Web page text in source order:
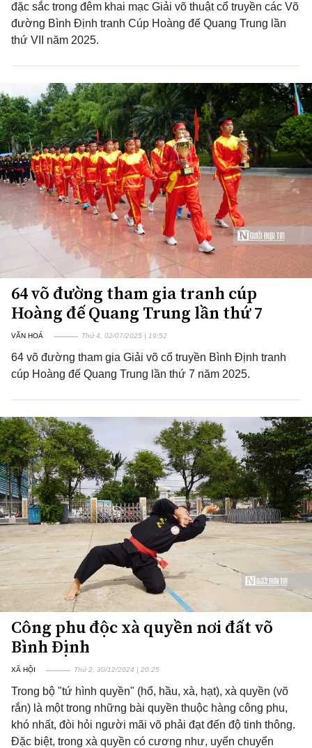
đặc sắc trong đêm khai mạc Giải võ thuật cổ truyền các Võ
đường Bình Định tranh Cúp Hoàng đế Quang Trung lần
thứ VII năm 2025.
64 võ đường tham gia tranh cúp
Hoàng đế Quang Trung lần thứ 7
VĂN HOÁ Thứ 4, 02/07/2025 | 19:52
64 võ đường tham gia Giải võ cổ truyền Bình Định tranh
cúp Hoàng đế Quang Trung lần thứ 7 năm 2025.
Công phu độc xà quyền nơi đất võ
Bình Định
XÃ HỘI Thứ 2, 30/12/2024 | 20:25
Trong bộ "tứ hình quyền" (hổ, hầu, xà, hạt), xà quyền (võ
rắn) là một trong những bài quyền thuộc hàng công phu,
khó nhất, đòi hỏi người mãi võ phải đạt đến độ tinh thông.
Đặc biệt, trong xà quyền có cương như, uyển chuyển